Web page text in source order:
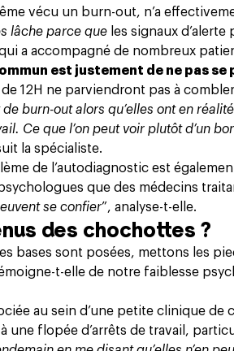
vécu un burn-out, n’a
lâche parce que les signaux
qui a accompagné de nombreux
est justement de ne pas
12H ne parviendront pas à
burn-out alors qu’elles ont en
Ce que l’on peut voir plutôt d’un
la spécialiste.
de l’autodiagnostic est
que des médecins
se confier”, analyse-t-elle.
des chochottes ?
bases sont posées, mettons les
t-elle de notre faiblesse
au sein d’une petite clinique de
une flopée d’arrêts de travail,